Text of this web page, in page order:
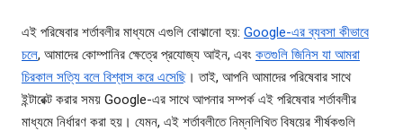
এই পরিষেবার শর্তাবলীর মাধ্যমে এগুলি বোঝানো হয়: Google-এর ব্যবসা কীভাবে
চলে, আমাদের কোম্পানির ক্ষেত্রে প্রযোজ্য আইন, এবং কতগুলি জিনিস যা আমরা
চিরকাল সত্যি বলে বিশ্বাস করে এসেছি । তাই, আপনি আমাদের পরিষেবার সাথে
ইন্টারেক্ট করার সময় Google-এর সাথে আপনার সম্পর্ক এই পরিষেবার শর্তাবলীর
মাধ্যমে নির্ধারণ করা হয়। যেমন, এই শর্তাবলীতে নিম্নলিখিত বিষয়ের শীর্ষকগুলি